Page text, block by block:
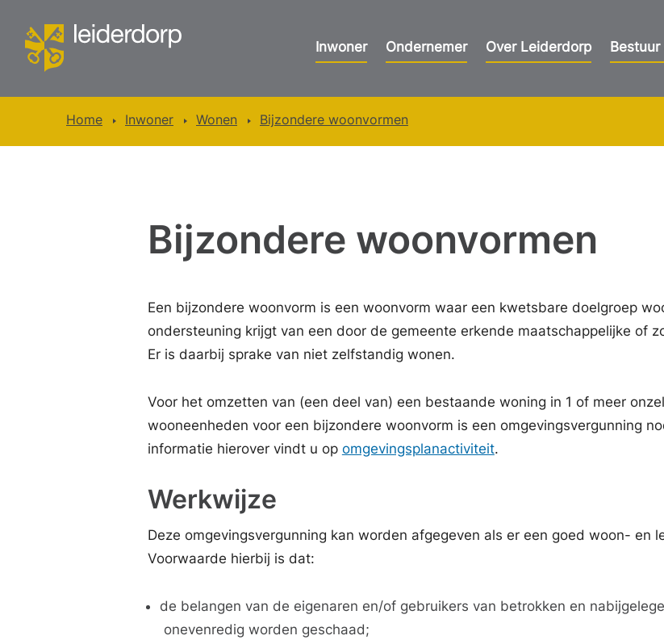
Inwoner Ondernemer Over Leiderdorp
Home Inwoner Wonen Bijzondere woonvormen
Bijzondere woonvormen
Een bijzondere woonvorm is een woonvorm waar een kwetsbare doelgroep
ondersteuning krijgt van een door de gemeente erkende maatschappelijke of
Er is daarbij sprake van niet zelfstandig wonen.
Voor het omzetten van (een deel van) een bestaande woning in 1 of meer
wooneenheden voor een bijzondere woonvorm is een omgevingsvergunning
informatie hierover vindt u op omgevingsplanactiviteit.
Werkwijze
Deze omgevingsvergunning kan worden afgegeven als er een goed woon- en
Voorwaarde hierbij is dat:
de belangen van de eigenaren en/of gebruikers van betrokken en
onevenredig worden geschaad;